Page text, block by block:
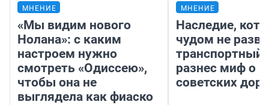
МНЕНИЕ
«Мы видим нового
Нолана»: с каким
настроем нужно
смотреть «Одиссею»,
чтобы она не
выглядела как фиаско
МНЕНИЕ
Наследие,
чудом не
транспортный
разнес миф о
советских